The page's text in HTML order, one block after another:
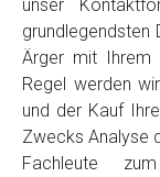
unser
grundlegendsten
Ärger mit Ihrem
Regel werden
und der Kauf
Zwecks Analyse
Fachleute